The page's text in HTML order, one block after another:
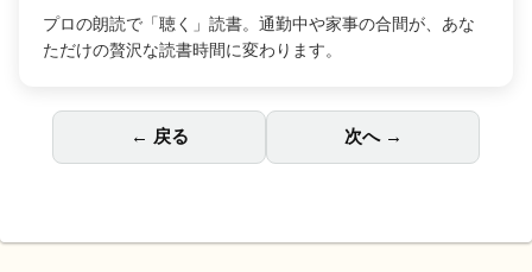
プロの朗読で「聴く」読書。通勤中や家事の合間が、あな
ただけの贅沢な読書時間に変わります。
← 戻る 次へ →